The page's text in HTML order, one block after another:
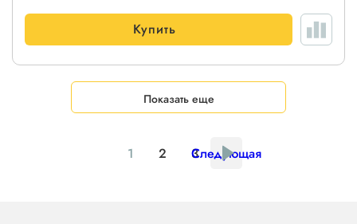
Купить
Показать еще
1 2 3
Следующая